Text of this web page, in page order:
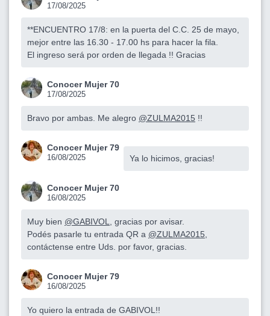
17/08/2025
**ENCUENTRO 17/8: en la puerta del C.C. 25 de mayo,
mejor entre las 16.30 - 17.00 hs para hacer la fila.
El ingreso será por orden de llegada !! Gracias
Conocer Mujer 70
17/08/2025
Bravo por ambas. Me alegro @ZULMA2015 !!
Conocer Mujer 79
16/08/2025 Ya lo hicimos, gracias!
Conocer Mujer 70
16/08/2025
Muy bien @GABIVOL
, gracias por avisar.
Podés pasarle tu entrada QR a @ZULMA2015
contáctense entre Uds. por favor, gracias.
Conocer Mujer 79
16/08/2025
Yo quiero la entrada de GABIVOL!!